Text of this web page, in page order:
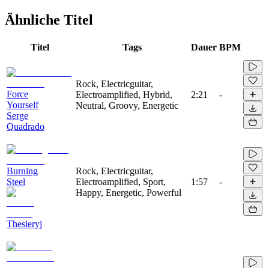
Ähnliche Titel
Titel Tags Dauer BPM
Force
Yourself
Serge
Quadrado
Rock, Electricguitar,
Electroamplified, Hybrid,
Neutral, Groovy, Energetic
2:21 -
Burning
Steel
Thesieryj
Rock, Electricguitar,
Electroamplified, Sport,
Happy, Energetic, Powerful
1:57 -